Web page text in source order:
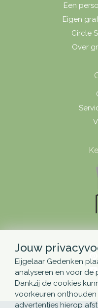
Een
Eigen
Circle
Over
Jouw
Eijgelaar Gedenken
analyseren en voor de
Dankzij de cookies
voorkeuren
advertenties hierop